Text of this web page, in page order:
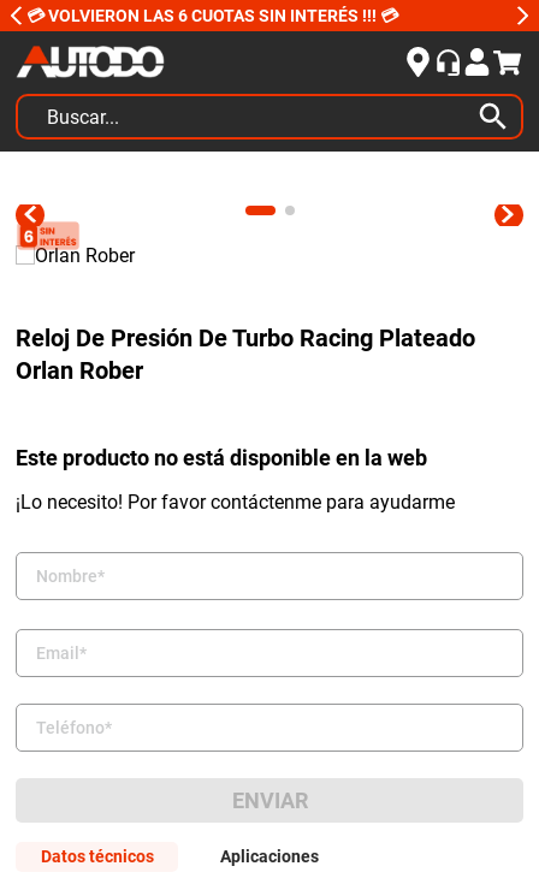
💳 VOLVIERON LAS 6 CUOTAS SIN INTERÉS !!! 💳
Buscar...
Reloj De Presión De Turbo Racing Plateado
Orlan Rober
Este producto no está disponible en la web
¡Lo necesito! Por favor contáctenme para ayudarme
ENVIAR
Datos técnicos Aplicaciones
1.
2.
amortiguadores
4.
kit distribución
5.
bujias ngk
7.
citroen c4
8.
yokohama
9.
amortiguador